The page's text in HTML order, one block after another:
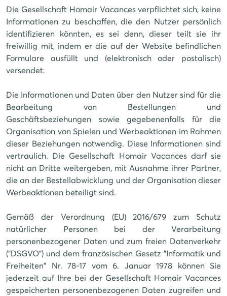
Die Gesellschaft Homair Vacances verpflichtet sich, keine
Informationen zu beschaffen, die den Nutzer persönlich
identifizieren könnten, es sei denn, dieser teilt sie ihr
freiwillig mit, indem er die auf der Website befindlichen
Formulare ausfüllt und (elektronisch oder postalisch)
versendet.
Die Informationen und Daten über den Nutzer sind für die
Bearbeitung von Bestellungen und
Geschäftsbeziehungen sowie gegebenenfalls für die
Organisation von Spielen und Werbeaktionen im Rahmen
dieser Beziehungen notwendig. Diese Informationen sind
vertraulich. Die Gesellschaft Homair Vacances darf sie
nicht an Dritte weitergeben, mit Ausnahme ihrer Partner,
die an der Bestellabwicklung und der Organisation dieser
Werbeaktionen beteiligt sind.
Gemäß der Verordnung (EU) 2016/679 zum Schutz
natürlicher Personen bei der Verarbeitung
personenbezogener Daten und zum freien Datenverkehr
("DSGVO") und dem französischen Gesetz "Informatik und
Freiheiten" Nr. 78-17 vom 6. Januar 1978 können Sie
jederzeit auf Ihre bei der Gesellschaft Homair Vacances
gespeicherten personenbezogenen Daten zugreifen und